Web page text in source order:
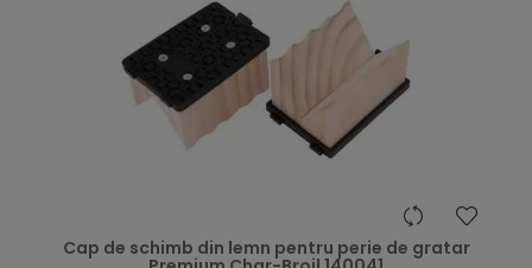
Cap de schimb din lemn pentru perie de gratar